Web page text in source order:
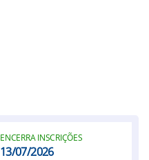
ENCERRA INSCRIÇÕES
13/07/2026